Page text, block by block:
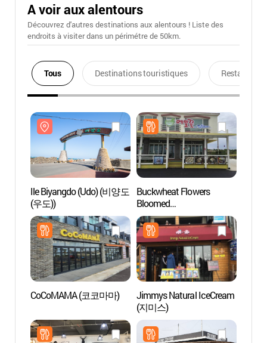
A voir aux alentours
Découvrez d'autres destinations aux alentours ! Liste des
endroits à visiter dans un périmétre de 50km.
Tous Destinations touristiques Restaurants
Ile Biyangdo (Udo) (비양도
(우도))
Buckwheat Flowers
Bloomed
(메밀꽃이피었습니다)
CoCoMAMA (코코마마)
Jimmys Natural IceCream
(지미스)